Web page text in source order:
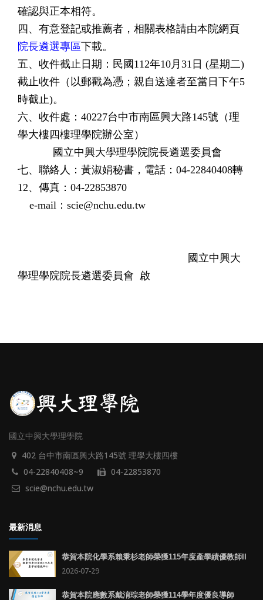
確認與正本相符。
四、有意登記或推薦者，相關表格請由本院網頁
院長遴選專區下載。
五、收件截止日期：民國112年10月31日 (星期二)
截止收件（以郵戳為憑；親自送達者至當日下午5
時截止)。
六、收件處：40227台中市南區興大路145號（理
學大樓四樓理學院辦公室）
國立中興大學理學院院長遴選委員會
七、聯絡人：黃淑娟秘書，電話：04-22840408轉
12、傳真：04-22853870
e-mail：scie@nchu.edu.tw
國立中興大
學理學院院長遴選委員會 啟
國立中興大學理學院
402 台中市南區興大路145號 理學大樓四樓
04-22840408~9
04-22853870
scie@nchu.edu.tw
最新消息
恭賀本院化學系賴秉杉老師榮獲115年度產學績優教師II
2026-07-29
恭賀本院應數系戴淯琮老師榮獲114學年度優良導師